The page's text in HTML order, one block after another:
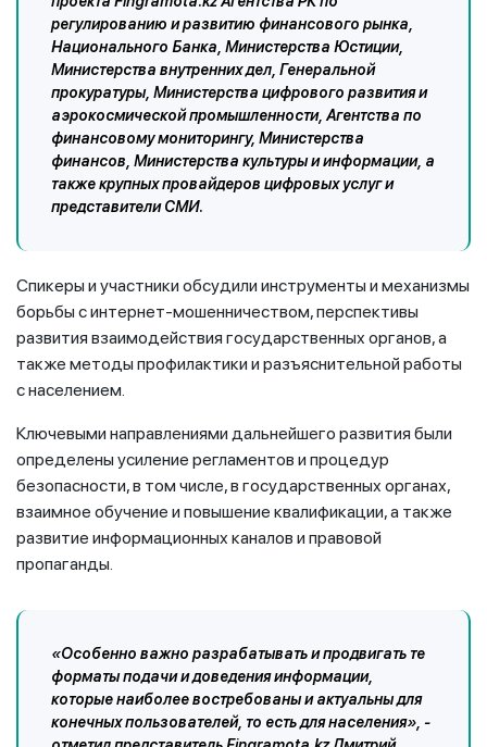
регулированию и развитию финансового рынка,
Национального Банка, Министерства Юстиции,
Министерства внутренних дел, Генеральной
прокуратуры, Министерства цифрового развития и
аэрокосмической промышленности, Агентства по
финансовому мониторингу, Министерства
финансов, Министерства культуры и информации, а
также крупных провайдеров цифровых услуг и
представители СМИ.
Спикеры и участники обсудили инструменты и механизмы
борьбы с интернет-мошенничеством, перспективы
развития взаимодействия государственных органов, а
также методы профилактики и разъяснительной работы
с населением.
Ключевыми направлениями дальнейшего развития были
определены усиление регламентов и процедур
безопасности, в том числе, в государственных органах,
взаимное обучение и повышение квалификации, а также
развитие информационных каналов и правовой
пропаганды.
«Особенно важно разрабатывать и продвигать те
форматы подачи и доведения информации,
которые наиболее востребованы и актуальны для
конечных пользователей, то есть для населения», -